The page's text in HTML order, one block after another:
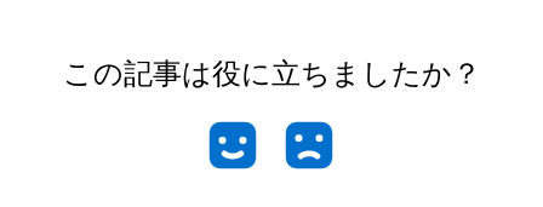
この記事は役に立ちましたか？